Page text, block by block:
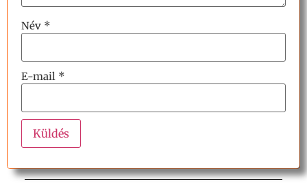
Név *
E-mail *